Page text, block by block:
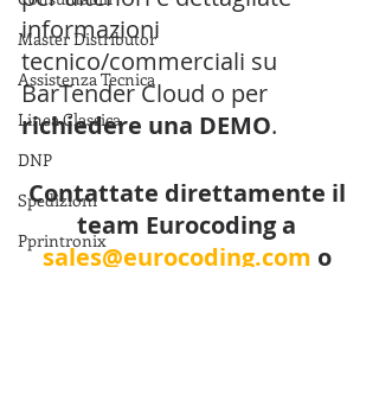
Master Distributor
Assistenza Tecnica
Linea Classica
DNP
Spedizioni
Pprintronix
informazioni
tecnico/commerciali su
BarTender Cloud o per
richiedere una DEMO.
Contattate direttamente il
team Eurocoding a
sales@eurocoding.com o